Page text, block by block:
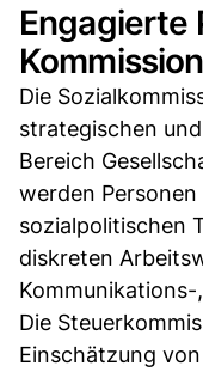
Engagierte
Die
strategischen
Bereich
werden
sozialpolitischen
diskreten
Die
Einschätzung